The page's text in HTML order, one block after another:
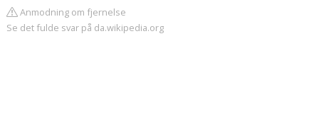
Anmodning om fjernelse
Se det fulde svar på da.wikipedia.org